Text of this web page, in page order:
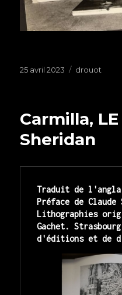
Publié
25 avril 2023 Étiquettes
drouot
Carmilla,
Sheridan
Traduit de
Préface de
Lithographies
Gachet.
d'éditions et de